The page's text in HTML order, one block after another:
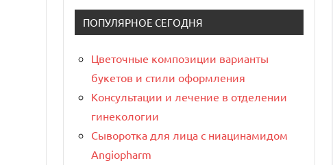
ПОПУЛЯРНОЕ СЕГОДНЯ
Цветочные композиции варианты
букетов и стили оформления
Консультации и лечение в отделении
гинекологии
Сыворотка для лица с ниацинамидом
Angiopharm